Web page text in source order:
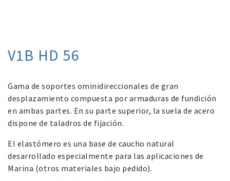
V1B HD 56
Gama de soportes ominidireccionales de gran
desplazamiento compuesta por armaduras de fundición
en ambas partes. En su parte superior, la suela de acero
dispone de taladros de fijación.
El elastómero es una base de caucho natural
desarrollado especialmente para las aplicaciones de
Marina (otros materiales bajo pedido).